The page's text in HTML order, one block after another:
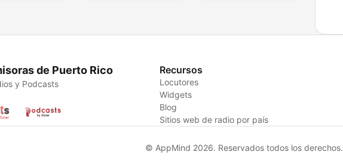
de Puerto Rico
y Podcasts
Recursos
Locutores
Widgets
Blog
Sitios web de radio por país
© AppMind 2026. Reservados todos los derechos.